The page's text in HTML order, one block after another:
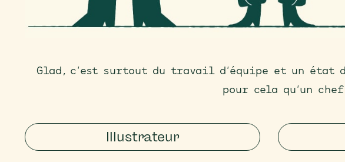
Glad, c’est surtout du travail d’équipe et un état
pour cela qu’un
Illustrateur